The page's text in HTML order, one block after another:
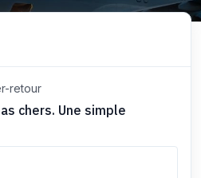
retour
chers. Une simple